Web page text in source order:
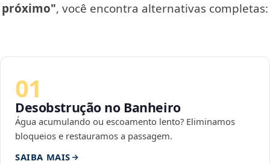
próximo", você encontra alternativas completas:
01
Desobstrução no Banheiro
Água acumulando ou escoamento lento? Eliminamos
bloqueios e restauramos a passagem.
SAIBA MAIS